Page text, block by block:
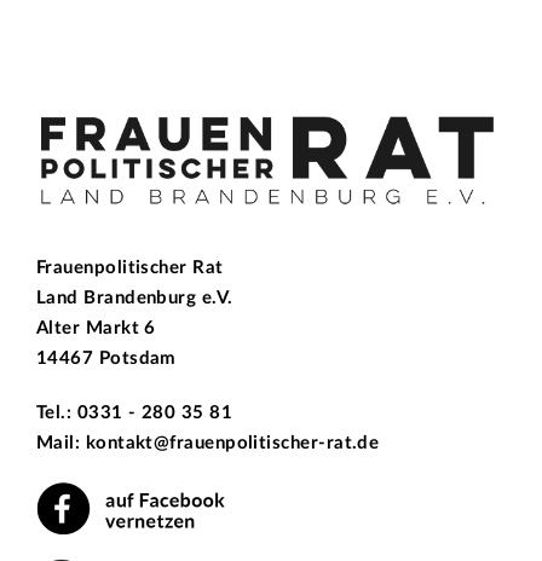
Frauenpolitischer Rat
Land Brandenburg e.V.
Alter Markt 6
14467 Potsdam
Tel.: 0331 - 280 35 81
Mail: kontakt@frauenpolitischer-rat.de